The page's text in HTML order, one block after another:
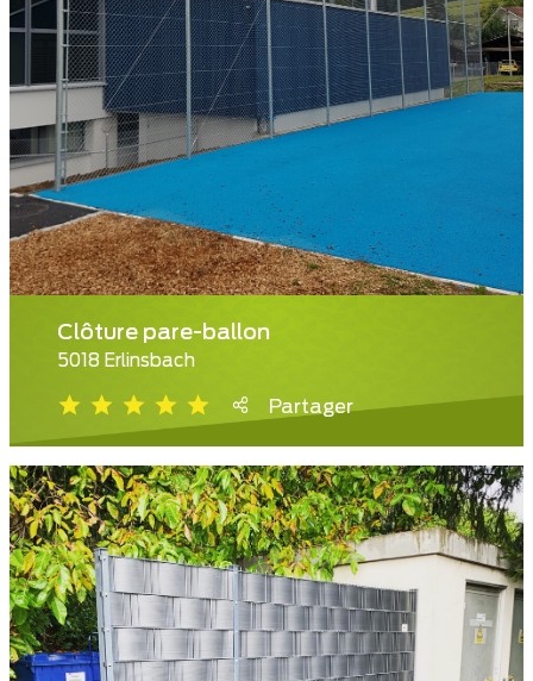
Clôture pare-ballon
5018 Erlinsbach
Partager